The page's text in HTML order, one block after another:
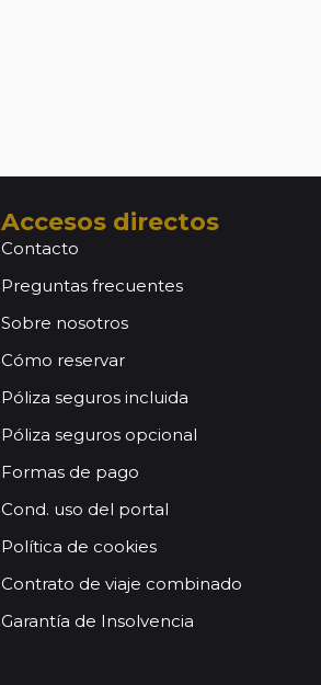
Accesos directos
Contacto
Preguntas frecuentes
Sobre nosotros
Cómo reservar
Póliza seguros incluida
Póliza seguros opcional
Formas de pago
Cond. uso del portal
Política de cookies
Contrato de viaje combinado
Garantía de Insolvencia